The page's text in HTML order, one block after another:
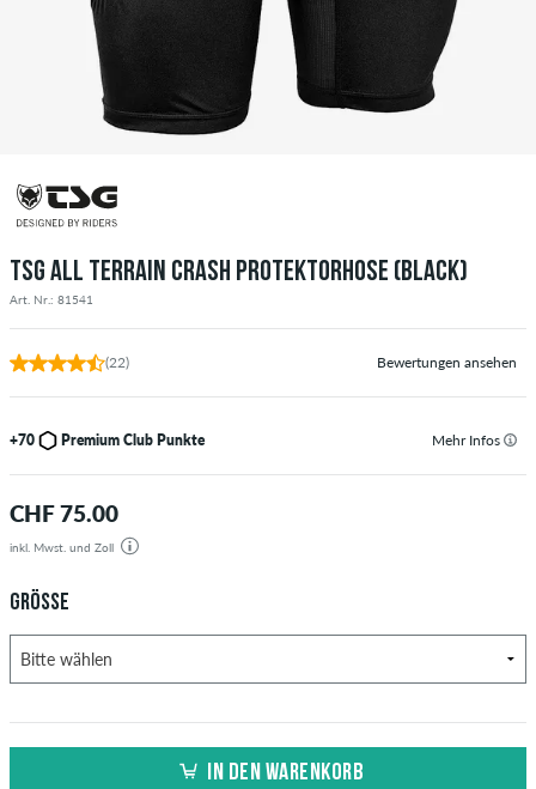
TSG ALL TERRAIN CRASH PROTEKTORHOSE (BLACK)
Art. Nr.: 81541
(22) Bewertungen ansehen
+70 Premium Club Punkte Mehr Infos
CHF 75.00
inkl. Mwst. und Zoll
GRÖSSE
IN DEN WARENKORB